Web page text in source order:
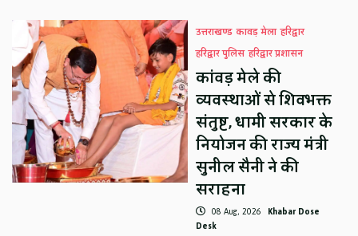
उत्तराखण्ड कावड़ मेला हरिद्वार
हरिद्वार पुलिस हरिद्वार प्रशासन
कांवड़ मेले की
व्यवस्थाओं से शिवभक्त
संतुष्ट, धामी सरकार के
नियोजन की राज्य मंत्री
सुनील सैनी ने की
सराहना
08 Aug, 2026 Khabar Dose
Desk